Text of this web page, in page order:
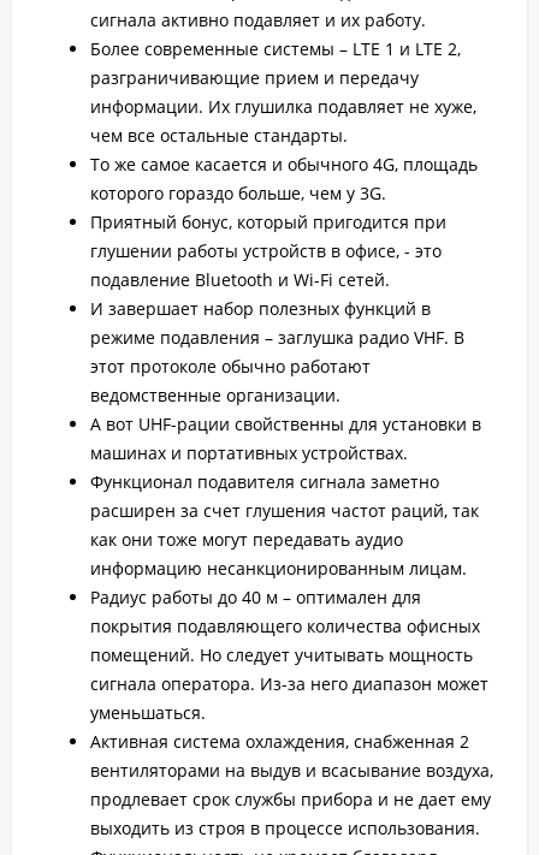
сигнала активно подавляет и их работу.
Более современные системы – LTE 1 и LTE 2,
разграничивающие прием и передачу
информации. Их глушилка подавляет не хуже,
чем все остальные стандарты.
То же самое касается и обычного 4G, площадь
которого гораздо больше, чем у 3G.
Приятный бонус, который пригодится при
глушении работы устройств в офисе, - это
подавление Bluetooth и Wi-Fi сетей.
И завершает набор полезных функций в
режиме подавления – заглушка радио VHF. В
этот протоколе обычно работают
ведомственные организации.
А вот UHF-рации свойственны для установки в
машинах и портативных устройствах.
Функционал подавителя сигнала заметно
расширен за счет глушения частот раций, так
как они тоже могут передавать аудио
информацию несанкционированным лицам.
Радиус работы до 40 м – оптимален для
покрытия подавляющего количества офисных
помещений. Но следует учитывать мощность
сигнала оператора. Из-за него диапазон может
уменьшаться.
Активная система охлаждения, снабженная 2
вентиляторами на выдув и всасывание воздуха,
продлевает срок службы прибора и не дает ему
выходить из строя в процессе использования.